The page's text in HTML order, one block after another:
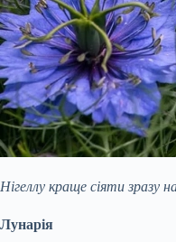
Нігеллу краще сіяти зразу
Лунарія